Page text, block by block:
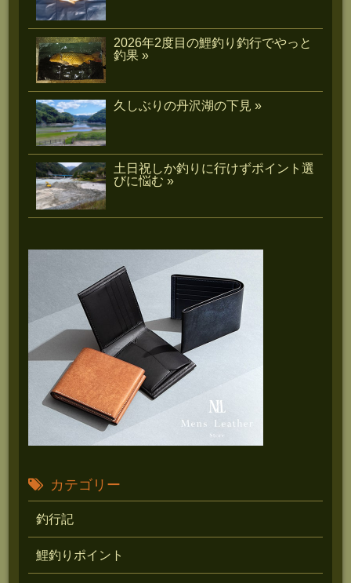
2026年2度目の鯉釣り釣行でやっと
釣果 »
久しぶりの丹沢湖の下見 »
土日祝しか釣りに行けずポイント選
びに悩む »
カテゴリー
釣行記
鯉釣りポイント